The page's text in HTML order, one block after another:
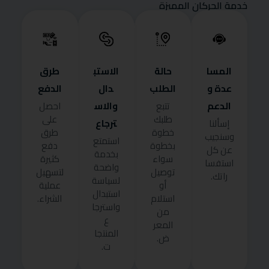
خدمة الحركان المميزة
المسا
عدة و
الدعم
إسألنا
وسنجيب
عن كل
استفسا
راتك.
حالة
الطلب
تتبع
طلبك
خطوة
بخطوة
سواء
توصيل
أو
استلام
من
المعر
ض.
الاستب
دال
والاس
ترجاع
استمتع
بخدمة
واضحة
لسياسة
استبدال
واسترجا
ع
المنتجا
ت.
طرق
الدفع
احصل
على
طرق
دفع
كثيرة
لتسهيل
عملية
الشراء.